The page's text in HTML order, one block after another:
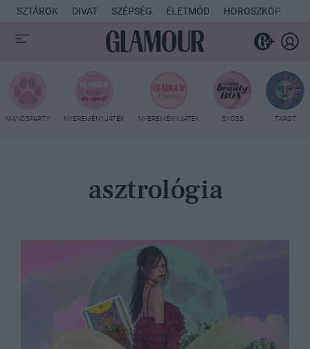
SZTÁROK DIVAT SZÉPSÉG ÉLETMÓD HOROSZKÓP
MANCSPARTY NYEREMÉNYJÁTÉK NYEREMÉNYJÁTÉK SYOSS TAROT
asztrológia